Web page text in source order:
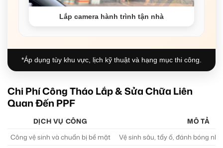
Lắp camera hành trình tận nhà
*Áp dụng tùy khu vực, lịch kỹ thuật và hạng mục thi công.
Chi Phí Công Tháo Lắp & Sửa Chữa Liên
Quan Đến PPF
DỊCH VỤ CÔNG
MÔ TẢ
Công vệ sinh và chuẩn bị bề mặt
Vệ sinh sâu, tẩy ố, đánh bóng